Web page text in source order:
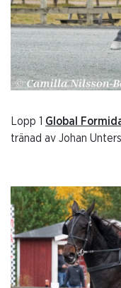
Lopp 1 Global
tränad av Johan